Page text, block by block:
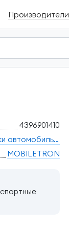
Производители
4396901410
Датчики автомобильные
MOBILETRON